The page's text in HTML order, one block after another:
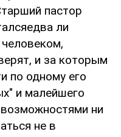
пастор
ли
и за которым
по одному его
и малейшего
ни
не в